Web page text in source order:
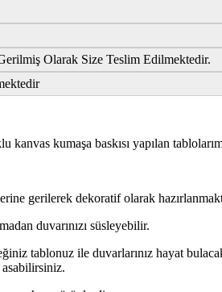
Olarak Size Teslim Edilmektedir.
kumaşa baskısı yapılan
gerilerek dekoratif olarak
duvarınızı süsleyebilir.
tablonuz ile duvarlarınız hayat
asabilirsiniz.